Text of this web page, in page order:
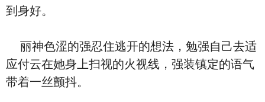
到⾝好。
丽神⾊涩的强忍住逃开的想法，勉强自己去适
应付云在她⾝上扫视的火视线，强装镇定的语气
带着一丝颤抖。